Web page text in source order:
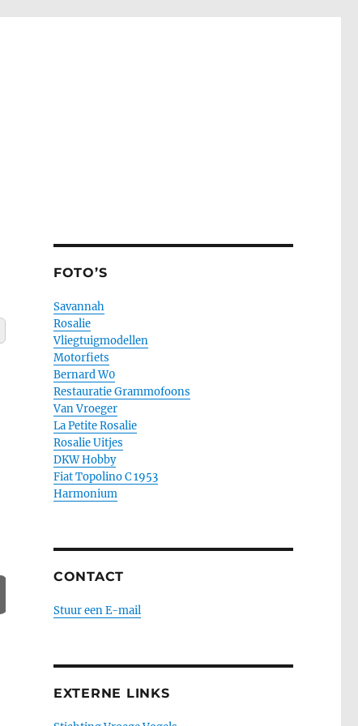
FOTO’S
Savannah
Rosalie
Vliegtuigmodellen
Motorfiets
Bernard W0
Restauratie Grammofoons
Van Vroeger
La Petite Rosalie
Rosalie Uitjes
DKW Hobby
Fiat Topolino C 1953
Harmonium
CONTACT
Stuur een E-mail
EXTERNE LINKS